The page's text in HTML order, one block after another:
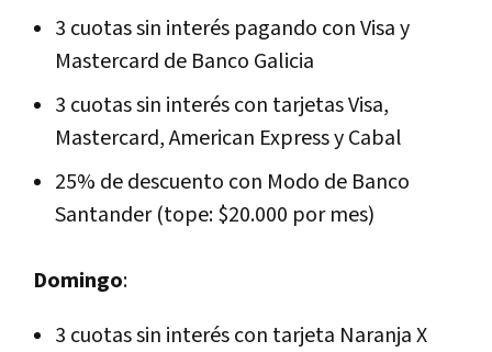
3 cuotas sin interés pagando con Visa y
Mastercard de Banco Galicia
3 cuotas sin interés con tarjetas Visa,
Mastercard, American Express y Cabal
25% de descuento con Modo de Banco
Santander (tope: $20.000 por mes)
Domingo:
3 cuotas sin interés con tarjeta Naranja X